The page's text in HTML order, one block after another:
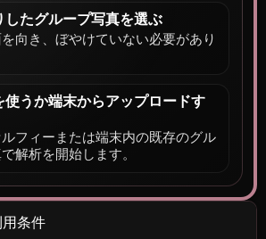
したグループ写真を選ぶ
向き、ぼやけていない必要があり
使うか端末からアップロードす
フィーまたは端末内の既存のグル
解析を開始します。
条件